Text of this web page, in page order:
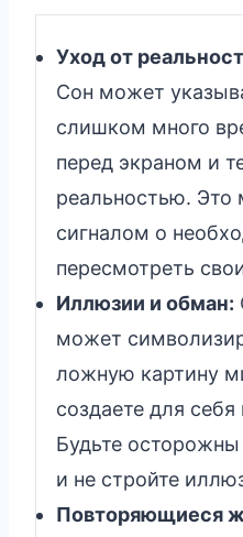
Уход от
Сон может
слишком много
перед экраном и
реальностью.
сигналом о
пересмотреть
Иллюзии и обман:
может
ложную картину
создаете для
Будьте
и не стройте
Повторяющиеся